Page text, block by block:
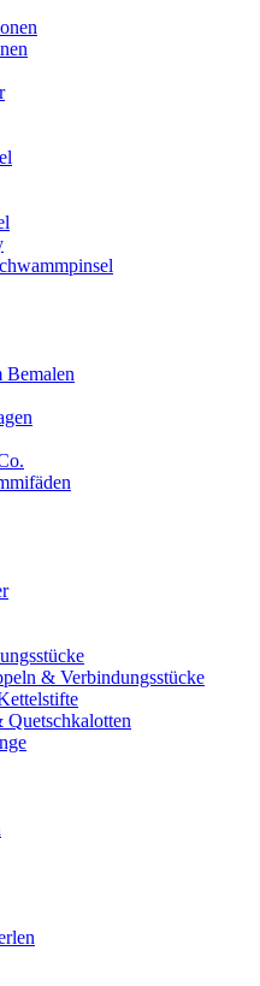
Bemalen
& Verbindungsstücke
Quetschkalotten